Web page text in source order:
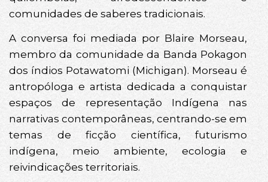
comunidades de saberes tradicionais.
A conversa foi mediada por Blaire Morseau,
membro da comunidade da Banda Pokagon
dos índios Potawatomi (Michigan). Morseau é
antropóloga e artista dedicada a conquistar
espaços de representação Indígena nas
narrativas contemporâneas, centrando-se em
temas de ficção científica, futurismo
indígena, meio ambiente, ecologia e
reivindicações territoriais.